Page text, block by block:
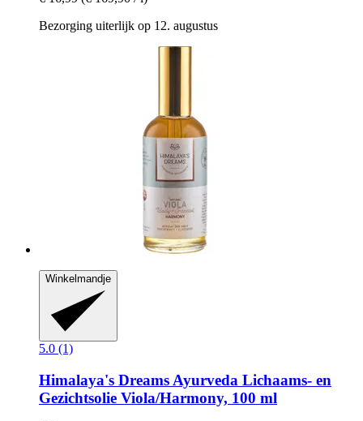
Bezorging uiterlijk op 12. augustus
Winkelmandje
5.0 (1)
Himalaya's Dreams Ayurveda Lichaams-​ en
Gezichtsolie Viola/Harmony, 100 ml